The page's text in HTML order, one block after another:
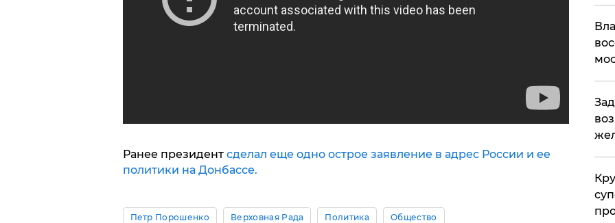
Ранее президентсделал еще одно острое заявление в адрес России и ее
политики на Донбассе.
Петр Порошенко Верховная Рада Политика Общество